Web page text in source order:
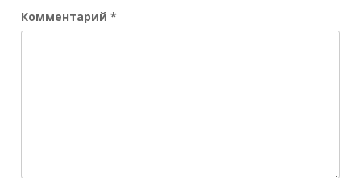
Комментарий *